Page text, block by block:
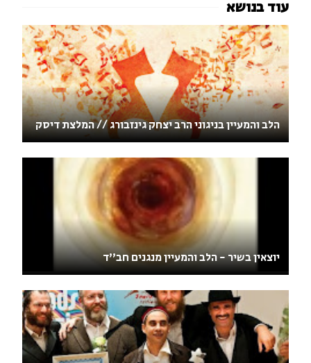
הלב והמעיין בניגוני הרב יצחק גינזבורג // המלצת דיסק
יוצאין בשיר - הלב והמעיין מנגנים חב''ד